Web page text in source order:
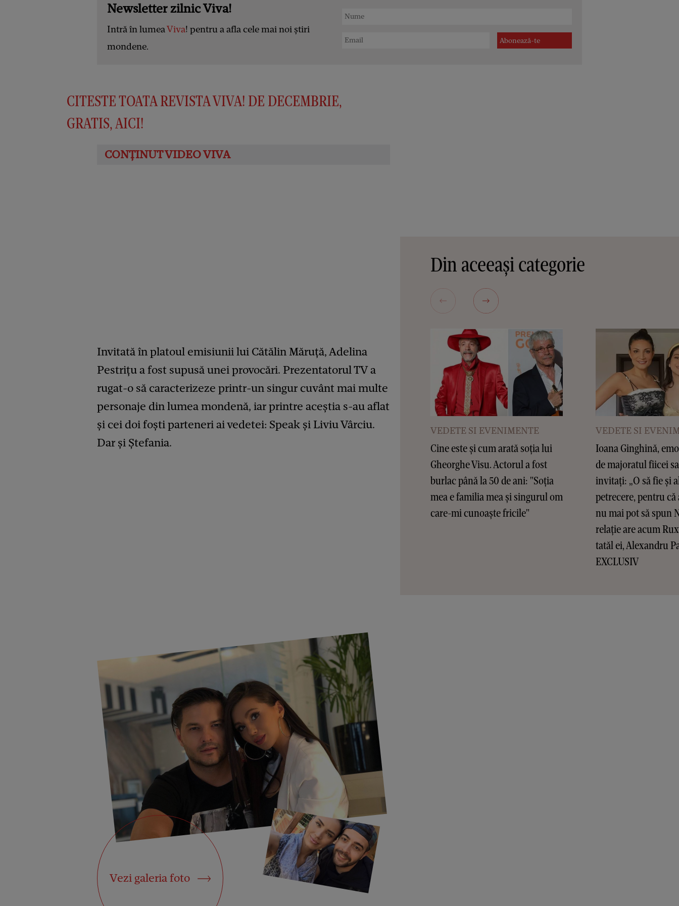
Newsletter zilnic Viva!
Intră în lumeaViva! pentru a afla cele mai noi știri
mondene.
CITESTE TOATA REVISTA VIVA! DE DECEMBRIE,
GRATIS, AICI!
Invitată în platoul emisiunii lui Cătălin Măruță, Adelina
Pestrițu a fost supusă unei provocări. Prezentatorul TV a
rugat-o să caracterizeze printr-un singur cuvânt mai multe
personaje din lumea mondenă, iar printre aceștia s-au aflat
și cei doi foști parteneri ai vedetei: Speak și Liviu Vârciu.
Dar și Ștefania.
Vezi galeria foto
Din aceeași categorie
VEDETE SI EVENIMENTE
Cine este și cum arată soția lui
Gheorghe Visu. Actorul a fost
burlac până la 50 de ani: "Soția
mea e familia mea și singurul om
care-mi cunoaște fricile"
VEDETE SI
Ioana Ginghină,
de majoratul fiicei
invitați: „O să fie și
petrecere, pentru că
nu mai pot să spun
relație are acum
tatăl ei, Alexandru
EXCLUSIV